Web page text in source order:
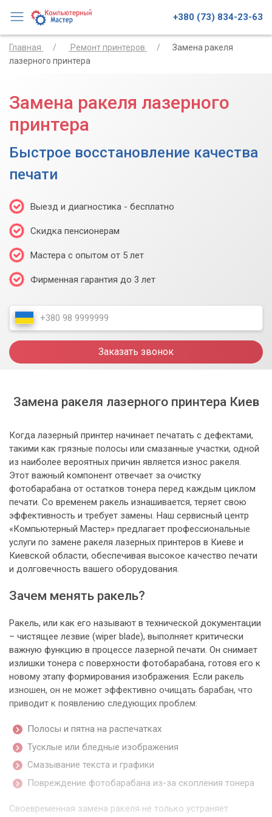
+380 (73) 834-23-63
Главная Ремонт принтеров
Замена ракеля
лазерного принтера
Замена ракеля лазерного
принтера
Быстрое восстановление качества
печати
Выезд и диагностика - бесплатно
Скидка пенсионерам
Мастера с опытом от 5 лет
Фирменная гарантия до 3 лет
Заказать звонок
Замена ракеля лазерного принтера Киев
Когда лазерный принтер начинает печатать с дефектами,
такими как грязные полосы или смазанные участки, одной
из наиболее вероятных причин является износ ракеля.
Этот важный компонент отвечает за очистку
фотобарабана от остатков тонера перед каждым циклом
печати. Со временем ракель изнашивается, теряет свою
эффективность и требует замены. Наш сервисный центр
«Компьютерный Мастер» предлагает профессиональные
услуги по замене ракеля лазерных принтеров в Киеве и
Киевской области, обеспечивая высокое качество печати
и долговечность вашего оборудования.
Зачем менять ракель?
Ракель, или как его называют в технической документации
– чистящее лезвие (wiper blade), выполняет критически
важную функцию в процессе лазерной печати. Он снимает
излишки тонера с поверхности фотобарабана, готовя его к
новому этапу формирования изображения. Если ракель
изношен, он не может эффективно очищать барабан, что
приводит к появлению следующих проблем:
Полосы и пятна на распечатках
Тусклые или бледные изображения
Смазывание текста и графики
Повреждение фотобарабана из-за скопления тонера
Своевременная замена ракеля не только устраняет